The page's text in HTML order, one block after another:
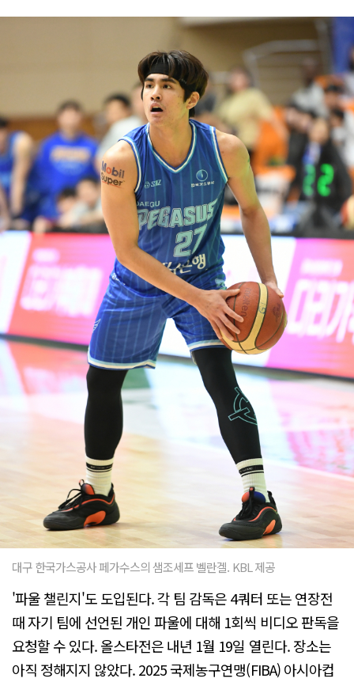
대구 한국가스공사 페가수스의 샘조세프 벨란겔. KBL 제공
'파울 챌린지'도 도입된다. 각 팀 감독은 4쿼터 또는 연장전
때 자기 팀에 선언된 개인 파울에 대해 1회씩 비디오 판독을
요청할 수 있다. 올스타전은 내년 1월 19일 열린다. 장소는
아직 정해지지 않았다. 2025 국제농구연맹(FIBA) 아시아컵